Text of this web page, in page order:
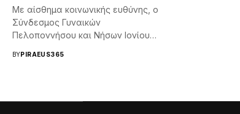
Με αίσθημα κοινωνικής ευθύνης, ο
Σύνδεσμος Γυναικών
Πελοποννήσου και Νήσων Ιονίου
BYPIRAEUS365